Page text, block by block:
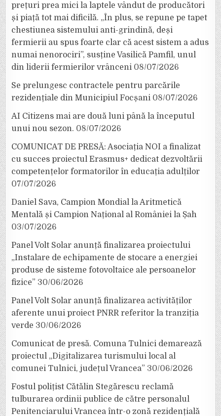
prețuri prea mici la laptele vândut de producători
și piață tot mai dificilă. „În plus, se repune pe tapet
chestiunea sistemului anti-grindină, deși
fermierii au spus foarte clar că acest sistem a adus
numai nenorociri”, susține Vasilică Pamfil, unul
din liderii fermierilor vrânceni 08/07/2026
Se prelungesc contractele pentru parcările
rezidențiale din Municipiul Focșani 08/07/2026
AI Citizens mai are două luni până la începutul
unui nou sezon. 08/07/2026
COMUNICAT DE PRESĂ: Asociația NOI a finalizat
cu succes proiectul Erasmus+ dedicat dezvoltării
competențelor formatorilor în educația adulților
07/07/2026
Daniel Sava, Campion Mondial la Aritmetică
Mentală și Campion Național al României la Șah
03/07/2026
Panel Volt Solar anunță finalizarea proiectului
„Instalare de echipamente de stocare a energiei
produse de sisteme fotovoltaice ale persoanelor
fizice” 30/06/2026
Panel Volt Solar anunță finalizarea activităților
aferente unui proiect PNRR referitor la tranziția
verde 30/06/2026
Comunicat de presă. Comuna Tulnici demarează
proiectul „Digitalizarea turismului local al
comunei Tulnici, județul Vrancea” 30/06/2026
Fostul polițist Cătălin Stegărescu reclamă
tulburarea ordinii publice de către personalul
Penitenciarului Vrancea într-o zonă rezidențială